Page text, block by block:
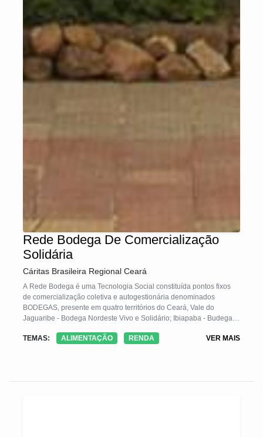
Rede Bodega De Comercialização
Solidária
Cáritas Brasileira Regional Ceará
A Rede Bodega é uma Tecnologia Social constituída pontos fixos
de comercialização coletiva e autogestionária denominados
BODEGAS, presente em quatro territórios do Ceará, Vale do
Jaguaribe - Bodega Nordeste Vivo e Solidário; Ibiapaba - Budega
metropolitana: Budegama e Bodega da Vila Mundo.
trabalho e crescimento econômico.
TEMAS: ALIMENTAÇÃO RENDA VER MAIS